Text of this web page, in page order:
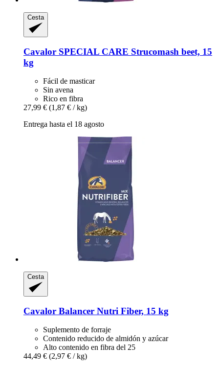
Cesta
Cavalor SPECIAL CARE Strucomash beet, 15
kg
Fácil de masticar
Sin avena
Rico en fibra
27,99 € (1,87 € / kg)
Entrega hasta el 18 agosto
Cesta
Cavalor Balancer Nutri Fiber, 15 kg
Suplemento de forraje
Contenido reducido de almidón y azúcar
Alto contenido en fibra del 25
44,49 € (2,97 € / kg)